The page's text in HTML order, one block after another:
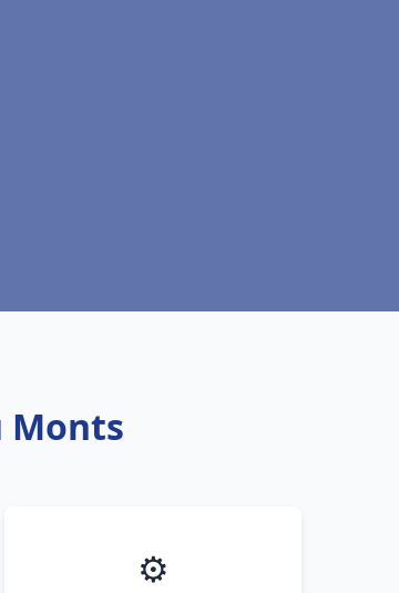
Monts
⚙️